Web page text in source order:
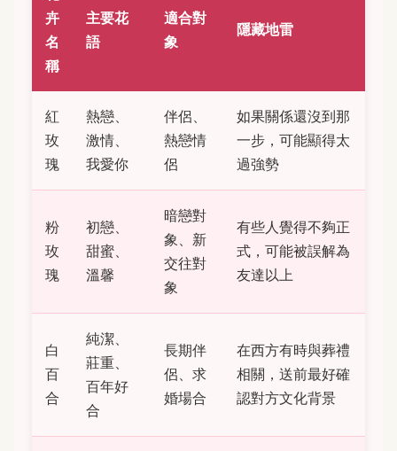
卉
名
稱
主要花
語
適合對
象
隱藏地雷
紅
玫
瑰
熱戀、
激情、
我愛你
伴侶、
熱戀情
侶
如果關係還沒到那
一步，可能顯得太
過強勢
粉
玫
瑰
初戀、
甜蜜、
溫馨
暗戀對
象、新
交往對
象
有些人覺得不夠正
式，可能被誤解為
友達以上
白
百
合
純潔、
莊重、
百年好
合
長期伴
侶、求
婚場合
在西方有時與葬禮
相關，送前最好確
認對方文化背景